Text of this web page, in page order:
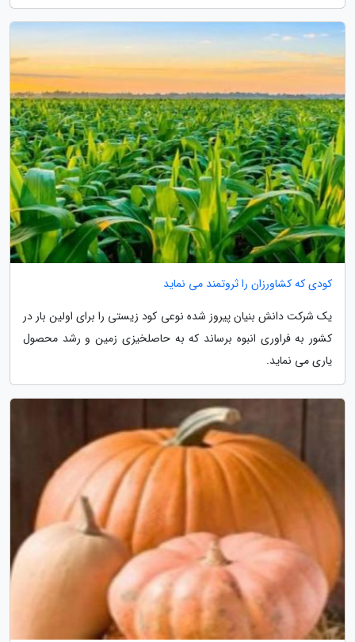
کودی که کشاورزان را ثروتمند می نماید
یک شرکت دانش بنیان پیروز شده نوعی کود زیستی را برای اولین بار در
کشور به فراوری انبوه برساند که به حاصلخیزی زمین و رشد محصول
یاری می نماید.